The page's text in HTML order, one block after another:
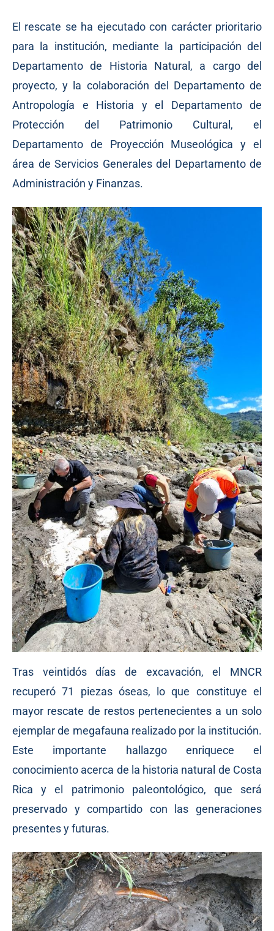
El rescate se ha ejecutado con carácter prioritario
para la institución, mediante la participación del
Departamento de Historia Natural, a cargo del
proyecto, y la colaboración del Departamento de
Antropología e Historia y el Departamento de
Protección del Patrimonio Cultural, el
Departamento de Proyección Museológica y el
área de Servicios Generales del Departamento de
Administración y Finanzas.
Tras veintidós días de excavación, el MNCR
recuperó 71 piezas óseas, lo que constituye el
mayor rescate de restos pertenecientes a un solo
ejemplar de megafauna realizado por la institución.
Este importante hallazgo enriquece el
conocimiento acerca de la historia natural de Costa
Rica y el patrimonio paleontológico, que será
preservado y compartido con las generaciones
presentes y futuras.